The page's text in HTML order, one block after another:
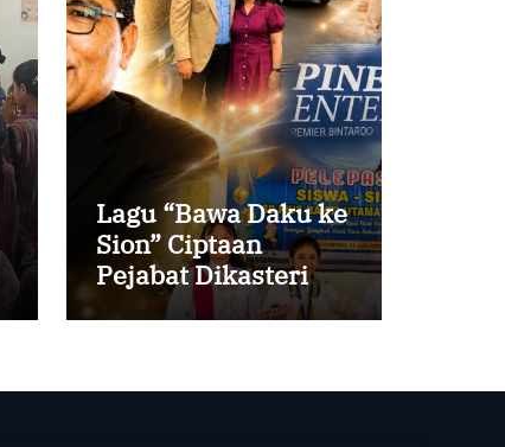
Lagu “Bawa Daku ke
Sion” Ciptaan
Pejabat Dikasteri
Vatikan, Peraih